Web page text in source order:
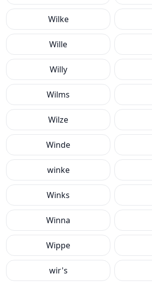
Wilke
Wille
Willy
Wilms
Wilze
Winde
winke
Winks
Winna
Wippe
wir's